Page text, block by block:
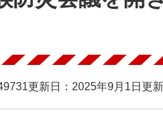
更新日：2025年9月1日更新